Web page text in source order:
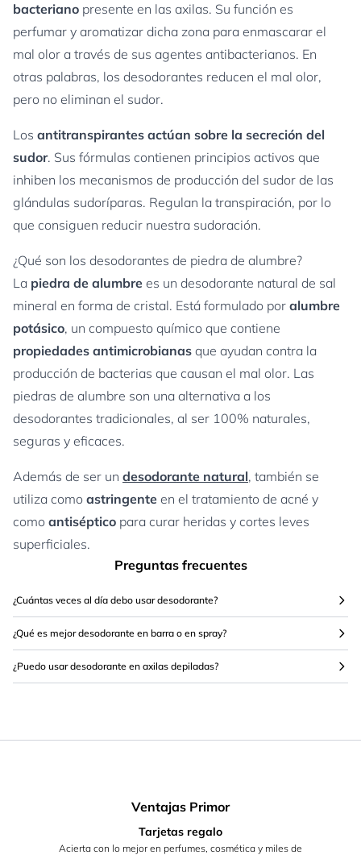
bacteriano presente en las axilas. Su función es
perfumar y aromatizar dicha zona para enmascarar el
mal olor a través de sus agentes antibacterianos. En
otras palabras, los desodorantes reducen el mal olor,
pero no eliminan el sudor.
Los antitranspirantes actúan sobre la secreción del
sudor. Sus fórmulas contienen principios activos que
inhiben los mecanismos de producción del sudor de las
glándulas sudoríparas. Regulan la transpiración, por lo
que consiguen reducir nuestra sudoración.
¿Qué son los desodorantes de piedra de alumbre?
La piedra de alumbre es un desodorante natural de sal
mineral en forma de cristal. Está formulado por alumbre
potásico, un compuesto químico que contiene
propiedades antimicrobianas que ayudan contra la
producción de bacterias que causan el mal olor. Las
piedras de alumbre son una alternativa a los
desodorantes tradicionales, al ser 100% naturales,
seguras y eficaces.
Además de ser un desodorante natural, también se
utiliza como astringente en el tratamiento de acné y
como antiséptico para curar heridas y cortes leves
superficiales.
Preguntas frecuentes
¿Cuántas veces al día debo usar desodorante?
¿Qué es mejor desodorante en barra o en spray?
¿Puedo usar desodorante en axilas depiladas?
Ventajas Primor
Tarjetas regalo
Acierta con lo mejor en perfumes, cosmética y miles de